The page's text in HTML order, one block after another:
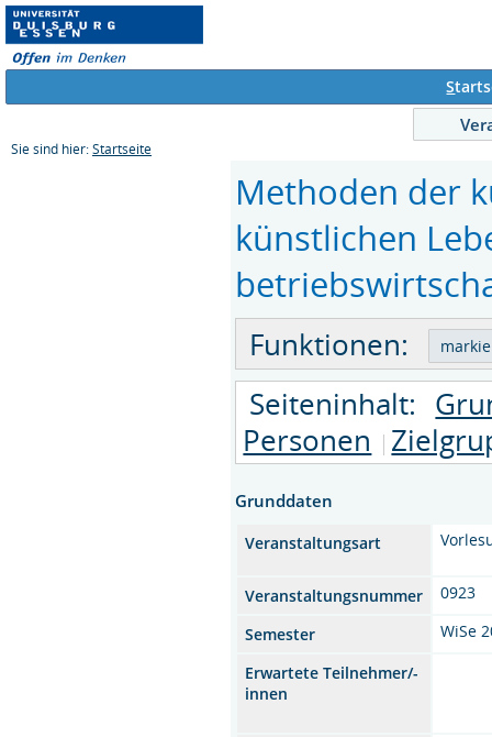
S
Sie sind hier: Startseite
Methoden der
künstlichen
Funktionen:
Seiteninhalt:
Personen
Grunddaten
Veranstaltungsart
Veranstaltungsnummer
0923
Semester
WiSe
Erwartete Teilnehmer/-
innen